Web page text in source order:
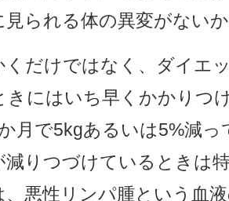
見られる体の異変がない
くだけではなく、ダイエ
きにはいち早くかかりつ
月で5kgあるいは5%減
減りつづけているときは
、悪性リンパ腫という血